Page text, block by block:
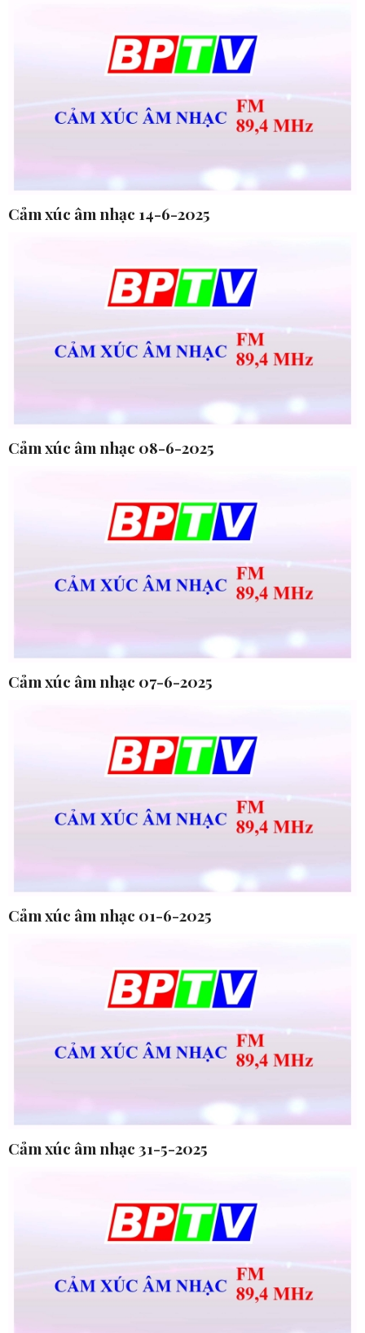
Cảm xúc âm nhạc 14-6-2025
Cảm xúc âm nhạc 08-6-2025
Cảm xúc âm nhạc 07-6-2025
Cảm xúc âm nhạc 01-6-2025
Cảm xúc âm nhạc 31-5-2025